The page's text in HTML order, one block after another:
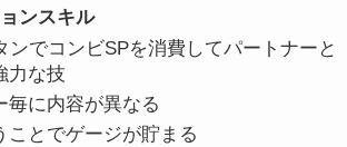
ンスキル
でコンビSPを消費してパートナーと
力な技
毎に内容が異なる
ことでゲージが貯まる